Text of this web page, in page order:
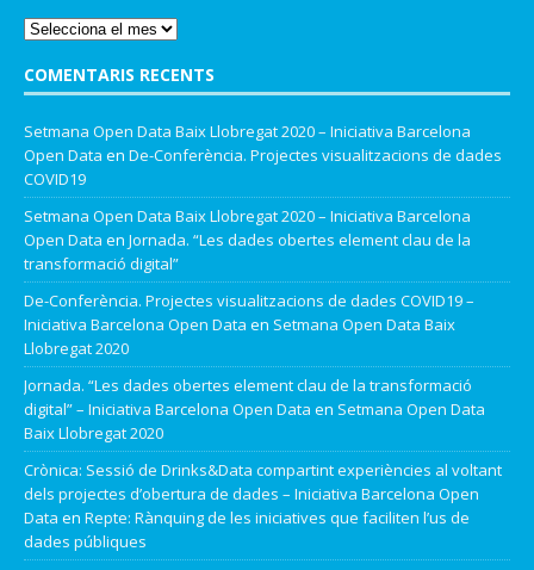
COMENTARIS RECENTS
Setmana Open Data Baix Llobregat 2020 – Iniciativa Barcelona
Open Data en De-Conferència. Projectes visualitzacions de dades
COVID19
Setmana Open Data Baix Llobregat 2020 – Iniciativa Barcelona
Open Data en Jornada. “Les dades obertes element clau de la
transformació digital”
De-Conferència. Projectes visualitzacions de dades COVID19 –
Iniciativa Barcelona Open Data en Setmana Open Data Baix
Llobregat 2020
Jornada. “Les dades obertes element clau de la transformació
digital” – Iniciativa Barcelona Open Data en Setmana Open Data
Baix Llobregat 2020
Crònica: Sessió de Drinks&Data compartint experiències al voltant
dels projectes d’obertura de dades – Iniciativa Barcelona Open
Data en Repte: Rànquing de les iniciatives que faciliten l’us de
dades públiques